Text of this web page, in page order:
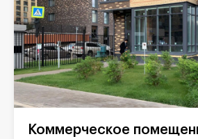
Коммерческое помещение с